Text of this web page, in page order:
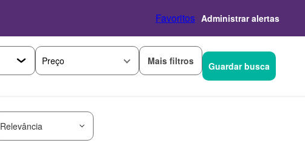
Favoritos Administrar alertas
Preço Mais filtros Guardar busca
Relevância